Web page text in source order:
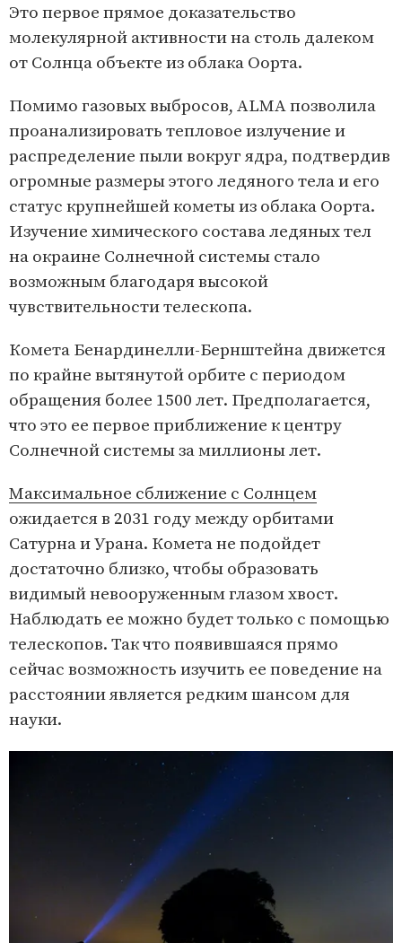
Это первое прямое доказательство
молекулярной активности на столь далеком
от Солнца объекте из облака Оорта.
Помимо газовых выбросов, ALMA позволила
проанализировать тепловое излучение и
распределение пыли вокруг ядра, подтвердив
огромные размеры этого ледяного тела и его
статус крупнейшей кометы из облака Оорта.
Изучение химического состава ледяных тел
на окраине Солнечной системы стало
возможным благодаря высокой
чувствительности телескопа.
Комета Бенардинелли-Бернштейна движется
по крайне вытянутой орбите с периодом
обращения более 1500 лет. Предполагается,
что это ее первое приближение к центру
Солнечной системы за миллионы лет.
Максимальное сближение с Солнцем
ожидается в 2031 году между орбитами
Сатурна и Урана. Комета не подойдет
достаточно близко, чтобы образовать
видимый невооруженным глазом хвост.
Наблюдать ее можно будет только с помощью
телескопов. Так что появившаяся прямо
сейчас возможность изучить ее поведение на
расстоянии является редким шансом для
науки.